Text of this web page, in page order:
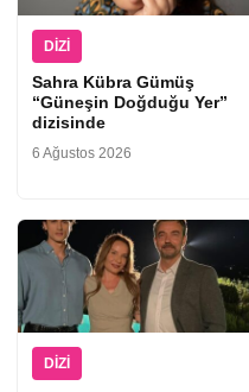
DIZI
Sahra Kübra Gümüş
“Güneşin Doğduğu Yer”
dizisinde
6 Ağustos 2026
DIZI